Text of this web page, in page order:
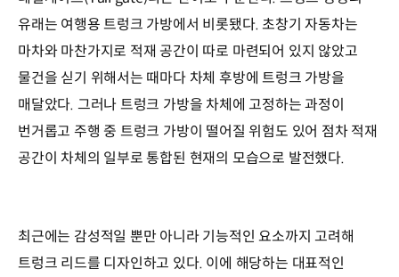
유래는 여행용 트렁크 가방에서 비롯됐다. 초창기 자동차는
마차와 마찬가지로 적재 공간이 따로 마련되어 있지 않았고
물건을 싣기 위해서는 때마다 차체 후방에 트렁크 가방을
매달았다. 그러나 트렁크 가방을 차체에 고정하는 과정이
번거롭고 주행 중 트렁크 가방이 떨어질 위험도 있어 점차 적재
공간이 차체의 일부로 통합된 현재의 모습으로 발전했다.
최근에는 감성적일 뿐만 아니라 기능적인 요소까지 고려해
트렁크 리드를 디자인하고 있다. 이에 해당하는 대표적인